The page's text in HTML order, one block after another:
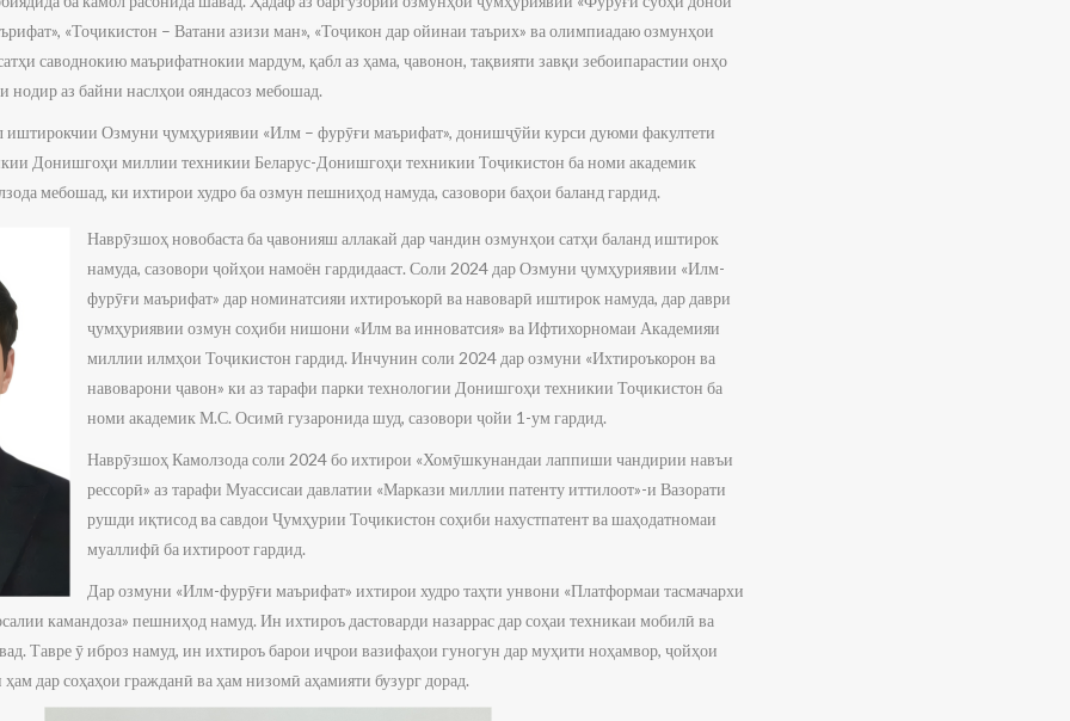
«Тоҷикистон – Ватани азизи ман», «Тоҷикон дар ойинаи таърих» ва олимпиадаю озмунҳои
саводнокию маърифатнокии мардум, қабл аз ҳама, ҷавонон, тақвияти завқи зебоипарастии онҳо
нодир аз байни наслҳои ояндасоз мебошад.
иштирокчии Озмуни ҷумҳуриявии «Илм – фурӯғи маърифат», донишҷӯйи курси дуюми факултети
Донишгоҳи миллии техникии Беларус-Донишгоҳи техникии Тоҷикистон ба номи академик
мебошад, ки ихтирои худро ба озмун пешниҳод намуда, сазовори баҳои баланд гардид.
Наврӯзшоҳ новобаста ба ҷавонияш аллакай дар чандин озмунҳои сатҳи баланд иштирок
намуда, сазовори ҷойҳои намоён гардидааст. Соли 2024 дар Озмуни ҷумҳуриявии «Илм-
фурӯғи маърифат» дар номинатсияи ихтироъкорӣ ва навоварӣ иштирок намуда, дар даври
ҷумҳуриявии озмун соҳиби нишони «Илм ва инноватсия» ва Ифтихорномаи Академияи
миллии илмҳои Тоҷикистон гардид. Инчунин соли 2024 дар озмуни «Ихтироъкорон ва
навоварони ҷавон» ки аз тарафи парки технологии Донишгоҳи техникии Тоҷикистон ба
номи академик М.С. Осимӣ гузаронида шуд, сазовори ҷойи 1-ум гардид.
Наврӯзшоҳ Камолзода соли 2024 бо ихтирои «Хомӯшкунандаи лаппиши чандирии навъи
рессорӣ» аз тарафи Муассисаи давлатии «Маркази миллии патенту иттилоот»-и Вазорати
рушди иқтисод ва савдои Ҷумҳурии Тоҷикистон соҳиби нахустпатент ва шаҳодатномаи
муаллифӣ ба ихтироот гардид.
Дар озмуни «Илм-фурӯғи маърифат» ихтирои худро таҳти унвони «Платформаи тасмачархи
камандоза» пешниҳод намуд. Ин ихтироъ дастоварди назаррас дар соҳаи техникаи мобилӣ ва
Тавре ӯ иброз намуд, ин ихтироъ барои иҷрои вазифаҳои гуногун дар муҳити ноҳамвор, ҷойҳои
дар соҳаҳои гражданӣ ва ҳам низомӣ аҳамияти бузург дорад.